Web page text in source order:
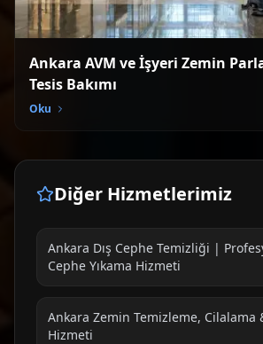
Ankara AVM ve İşyeri Zemin
Tesis Bakımı
Oku
Diğer Hizmetlerimiz
Ankara Dış Cephe Temizliği |
Cephe Yıkama Hizmeti
Ankara Zemin Temizleme, Cilalama
Hizmeti